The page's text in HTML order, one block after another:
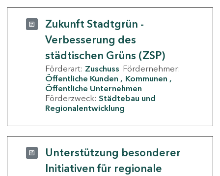
Zukunft Stadtgrün -
Verbesserung des
städtischen Grüns (ZSP)
Förderart: Zuschuss Fördernehmer:
Öffentliche Kunden
Kommunen
Öffentliche Unternehmen
Förderzweck: Städtebau und
Regionalentwicklung
Unterstützung besonderer
Initiativen für regionale